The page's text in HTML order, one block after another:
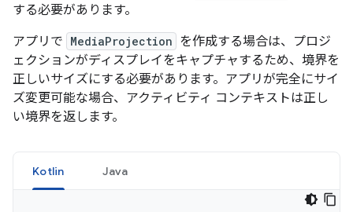
する必要があります。
アプリで MediaProjection を作成する場合は、プロジ
ェクションがディスプレイをキャプチャするため、境界を
正しいサイズにする必要があります。アプリが完全にサイ
ズ変更可能な場合、アクティビティ コンテキストは正し
い境界を返します。
Kotlin Java